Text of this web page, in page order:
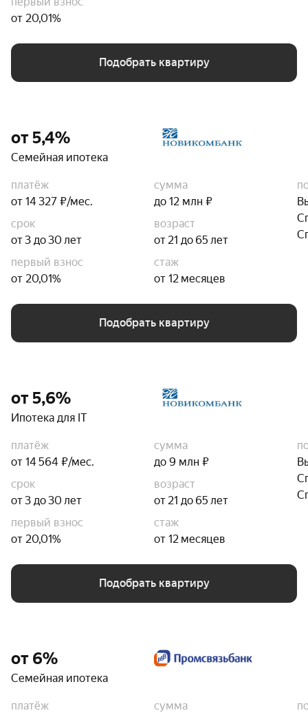
от 20,01%
Подобрать квартиру
от 5,4%
Семейная ипотека
платёж
от 14 327 ₽/мес.
сумма
до 12 млн ₽
срок
от 3 до 30 лет
возраст
от 21 до 65 лет
первый взнос
от 20,01%
стаж
от 12 месяцев
Подобрать квартиру
от 5,6%
Ипотека для IT
платёж
от 14 564 ₽/мес.
сумма
до 9 млн ₽
срок
от 3 до 30 лет
возраст
от 21 до 65 лет
первый взнос
от 20,01%
стаж
от 12 месяцев
Подобрать квартиру
от 6%
Семейная ипотека
платёж
сумма